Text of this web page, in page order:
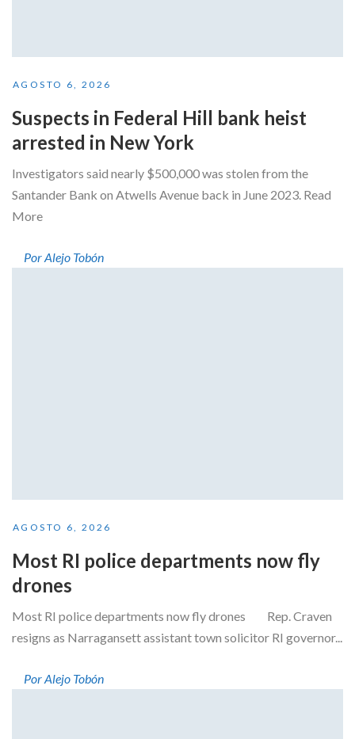
AGOSTO 6, 2026
Suspects in Federal Hill bank heist
arrested in New York
Investigators said nearly $500,000 was stolen from the
Santander Bank on Atwells Avenue back in June 2023. Read
More
Por Alejo Tobón
AGOSTO 6, 2026
Most RI police departments now fly
drones
Most RI police departments now fly drones Rep. Craven
resigns as Narragansett assistant town solicitor RI governor...
Por Alejo Tobón